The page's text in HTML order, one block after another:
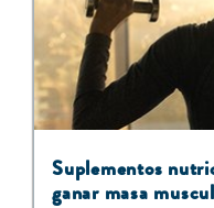
Suplementos
ganar masa